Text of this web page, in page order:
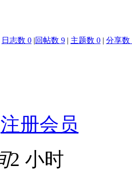
日志数 0 |回帖数 9 | 主题数 0 | 分享数
注册会员
2 小时